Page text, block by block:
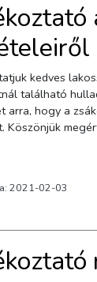
úton történt
20 db/alkalom. Társasházak esetén
hogy
kedves
található
arra, hogy a
veheti át.
2021-02-03